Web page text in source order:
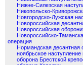
Нижне-Силезская
Никопольско-
Новгородско-Лужская
Новороссийская
Новороссийская
Новороссийско-
операция
Нормандская десантная
ноябрьское
оборона Брестской